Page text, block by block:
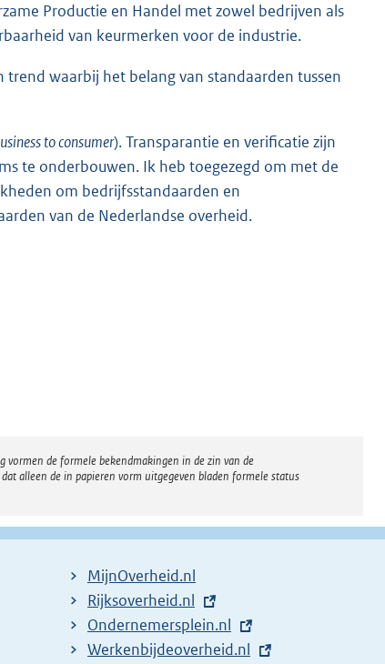
Productie en Handel met zowel bedrijven als
van keurmerken voor de industrie.
waarbij het belang van standaarden tussen
to consumer). Transparantie en verificatie zijn
te onderbouwen. Ik heb toegezegd om met de
om bedrijfsstandaarden en
van de Nederlandse overheid.
vormen de formele bekendmakingen in de zin van de
alleen de in papieren vorm uitgegeven bladen formele status
MijnOverheid.nl
E
x
t
Rijksoverheid.nl
E
x
Ondernemersplein.nl
E
Werkenbijdeoverheid.nl